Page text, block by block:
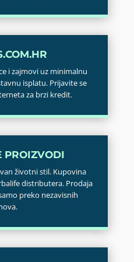
i zajmovi uz minimalnu
isplatu. Prijavite se
za brzi kredit.
PROIZVODI
životni stil. Kupovina
distributera. Prodaja
preko nezavisnih